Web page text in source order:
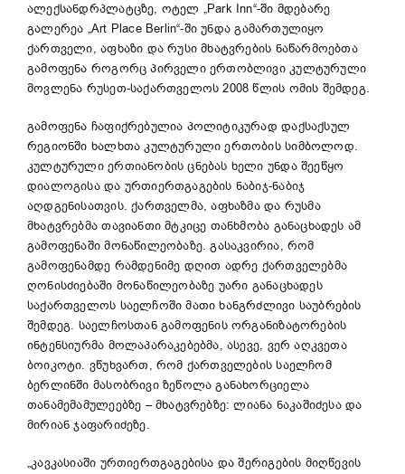
ალექსანდრპლატცზე, ოტელ „Park Inn“-ში მდებარე
გალერეა „Art Place Berlin“-ში უნდა გამართულიყო
ქართველი, აფხაზი და რუსი მხატვრების ნაწარმოებთა
გამოფენა როგორც პირველი ერთობლივი კულტურული
მოვლენა რუსეთ-საქართველოს 2008 წლის ომის შემდეგ.
გამოფენა ჩაფიქრებულია პოლიტიკურად დაქსაქსულ
რეგიონში ხალხთა კულტურული ერთობის სიმბოლოდ.
კულტურული ერთიანობის ცნებას ხელი უნდა შეეწყო
დიალოგისა და ურთიერთგაგების ნაბიჯ-ნაბიჯ
აღდგენისათვის. ქართველმა, აფხაზმა და რუსმა
მხატვრებმა თავიანთი მტკიცე თანხმობა განაცხადეს ამ
გამოფენაში მონაწილეობაზე. გასაკვირია, რომ
გამოფენამდე რამდენიმე დღით ადრე ქართველებმა
ღონისძიებაში მონაწილეობაზე უარი განაცხადეს
საქართველოს საელჩოში მათი ხანგრძლივი საუბრების
შემდეგ. საელჩოსთან გამოფენის ორგანიზატორების
ინტენსიურმა მოლაპარაკებებმა, ასევე, ვერ აღკვეთა
ბოიკოტი. ვწუხვართ, რომ ქართველების საელჩომ
ბერლინში მასობრივი ზეწოლა განახორციელა
თანამემამულეებზე – მხატვრებზე: ლიანა ნაკაშიძესა და
მირიან ჯაფარიძეზე.
„კავკასიაში ურთიერთგაგებისა და შერიგების მიღწევის